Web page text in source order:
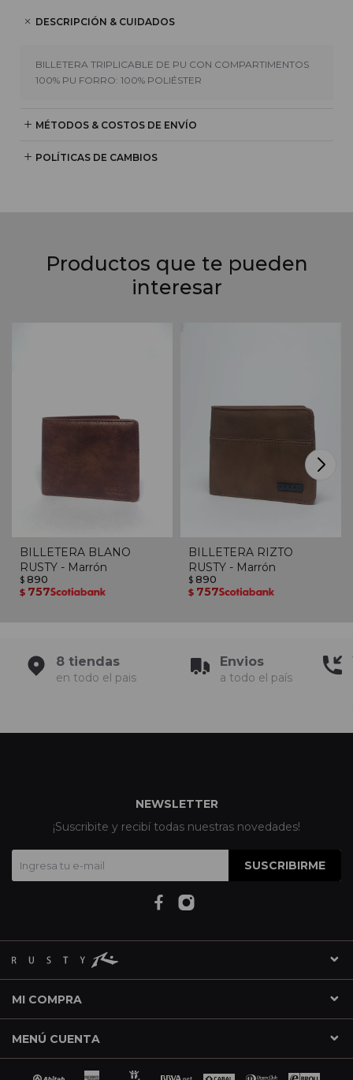
DESCRIPCIÓN & CUIDADOS
BILLETERA TRIPLICABLE DE PU CON COMPARTIMENTOS
100% PU FORRO: 100% POLIÉSTER
MÉTODOS & COSTOS DE ENVÍO
POLÍTICAS DE CAMBIOS
Productos que te pueden
interesar
BILLETERA BLANO
RUSTY - Marrón
$ 890
$ 757
BILLETERA RIZTO
RUSTY - Marrón
$ 890
$ 757
8 tiendas
en todo el pais
Envios
a todo el país
MI COMPRA
MENÚ CUENTA
NEWSLETTER
¡Suscribite y recibí todas nuestras novedades!
SUSCRIBIRME